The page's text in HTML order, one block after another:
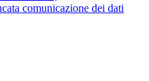
comunicazione dei dati